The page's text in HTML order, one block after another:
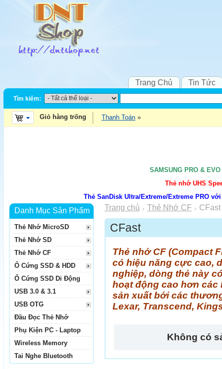
Trang Chủ Tin Tức
Tìm kiếm:
Giỏ hàng trống Thanh Toán
SAMSUNG PRO &
Thẻ nhớ UHS
Thẻ SanDisk Ultra/Extreme/Extreme PRO
Trang chủ Thẻ Nhớ CF CFast
CFast
Thẻ nhớ CF (Compact
có hiệu năng cực cao,
nghiệp, dòng thẻ này
hoạt động cao hơn các
sản xuất bới các
Lexar, Transcend,
Không có
Danh Mục Sản Phẩm
Thẻ Nhớ MicroSD
Thẻ Nhớ SD
Thẻ Nhớ CF
Ổ Cứng SSD & HDD
Ổ Cứng SSD Di Động
USB 3.0 & 3.1
USB OTG
Đầu Đọc Thẻ Nhớ
Phụ Kiện PC - Laptop
Wireless Memory
Tai Nghe Bluetooth